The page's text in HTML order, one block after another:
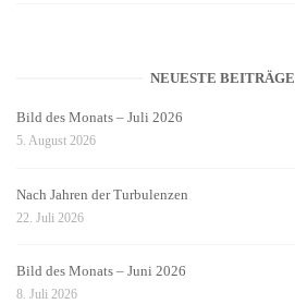
NEUESTE BEITRÄGE
Bild des Monats – Juli 2026
5. August 2026
Nach Jahren der Turbulenzen
22. Juli 2026
Bild des Monats – Juni 2026
8. Juli 2026